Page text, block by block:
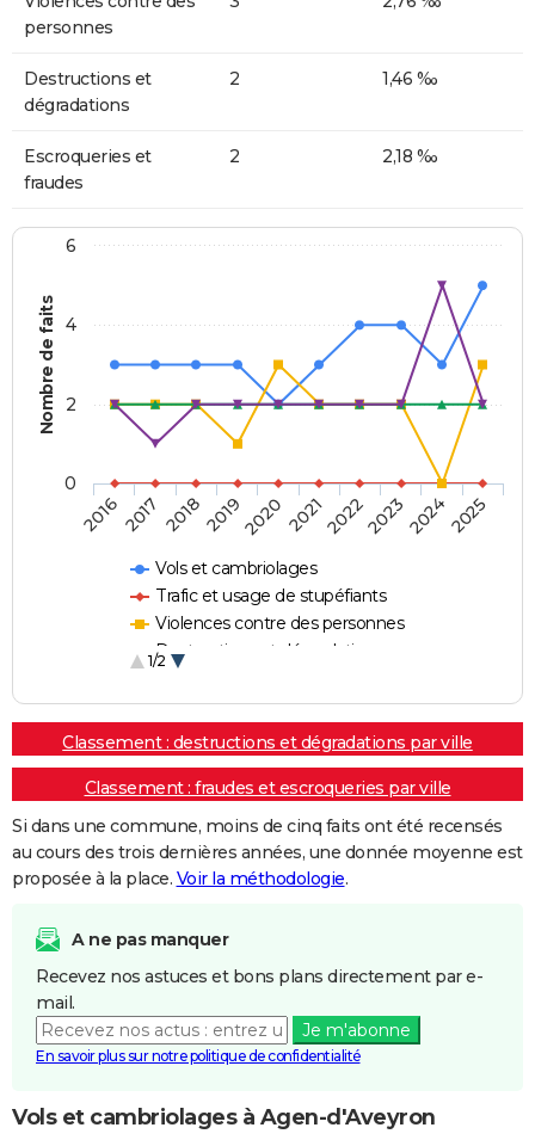
personnes
Destructions et
dégradations
2 1,46 ‰
Escroqueries et
fraudes
2 2,18 ‰
Nombre de faits
Vols et cambriolages
Trafic et usage de stupéfiants
Violences contre des personnes
Destructions et dégradations
1/2
20162017 20182019202020212022202320242025
0
2
4
6
Classement : destructions et dégradations par ville
Classement : fraudes et escroqueries par ville
Si dans une commune, moins de cinq faits ont été recensés
au cours des trois dernières années, une donnée moyenne est
proposée à la place. Voir la méthodologie.
A ne pas manquer
Recevez nos astuces et bons plans directement par e-
mail.
Je m'abonne
En savoir plus sur notre politique de confidentialité
Vols et cambriolages à Agen-d'Aveyron